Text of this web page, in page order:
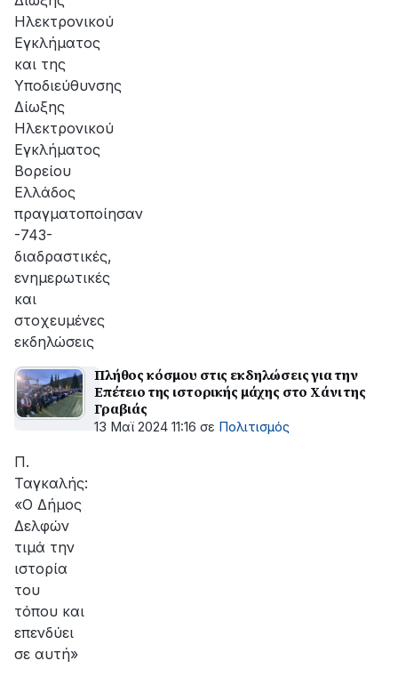
Ηλεκτρονικού
Εγκλήματος
και της
Υποδιεύθυνσης
Δίωξης
Ηλεκτρονικού
Εγκλήματος
Βορείου
Ελλάδος
πραγματοποίησαν
-743-
διαδραστικές,
ενημερωτικές
και
στοχευμένες
εκδηλώσεις
Πλήθος κόσμου στις εκδηλώσεις για την
Επέτειο της ιστορικής μάχης στο Χάνι της
Γραβιάς
13 Μαϊ 2024 11:16 σε Πολιτισμός
Π.
Ταγκαλής:
«Ο Δήμος
Δελφών
τιμά την
ιστορία
του
τόπου και
επενδύει
σε αυτή»